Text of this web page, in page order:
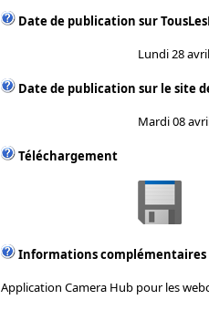
Date de publication sur
Lundi 28
Date de publication sur le site
Mardi 08
Téléchargement
Informations complémentaires
Application Camera Hub pour les